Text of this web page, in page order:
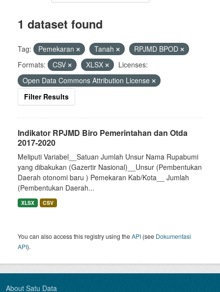
1 dataset found
Tag: Pemekaran Tanah
RPJMD BPOD
Formats:
CSV XLSX
Licenses:
Open Data Commons Attribution License
Filter Results
Indikator RPJMD Biro Pemerintahan dan Otda
2017-2020
Meliputi Variabel__Satuan Jumlah Unsur Nama Rupabumi
yang dibakukan (Gazertir Nasional)__Unsur (Pembentukan
Daerah otonomi baru ) Pemekaran Kab/Kota__ Jumlah
(Pembentukan Daerah...
XLSX CSV
You can also access this registry using theAPI (see Dokumentasi
API).
About Satu Data